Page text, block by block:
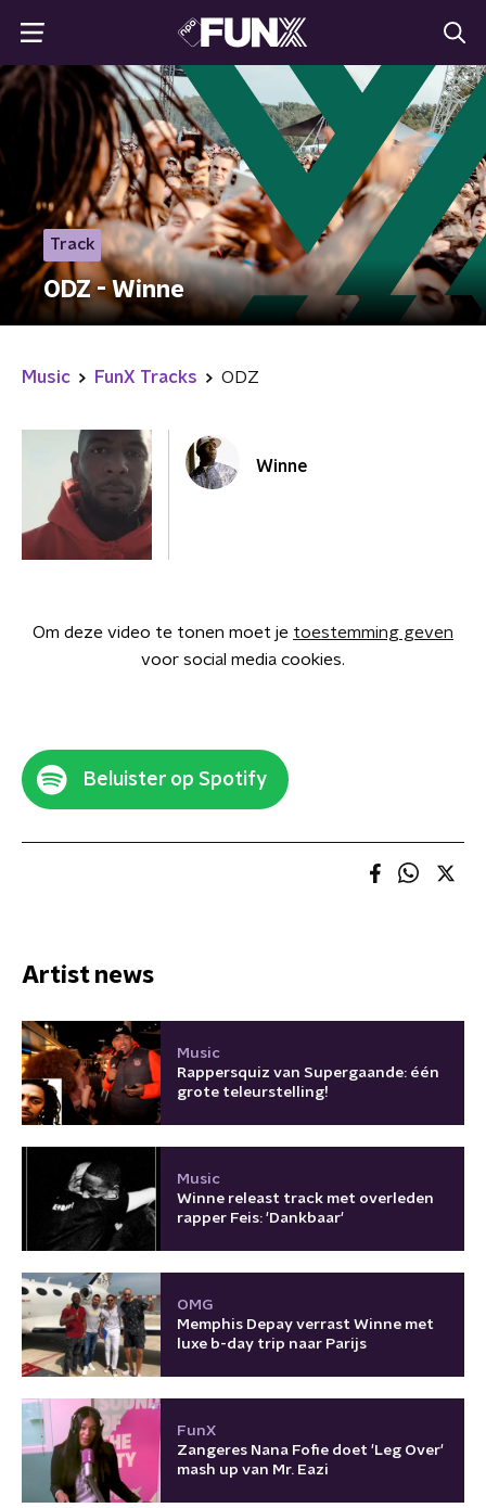
Track
ODZ - Winne
Music FunX Tracks ODZ
Winne
Om deze video te tonen moet je toestemming geven
voor social media cookies.
Beluister op Spotify
Artist news
Music
Rappersquiz van Supergaande: één
grote teleurstelling!
Music
Winne releast track met overleden
rapper Feis: 'Dankbaar'
OMG
Memphis Depay verrast Winne met
luxe b-day trip naar Parijs
FunX
Zangeres Nana Fofie doet 'Leg Over'
mash up van Mr. Eazi